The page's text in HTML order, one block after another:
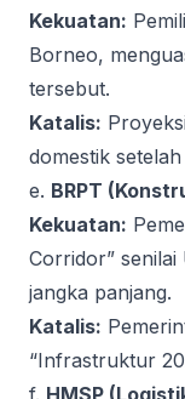
Kekuatan:
Borneo,
tersebut.
Katalis:
domestik
e. BRPT
Kekuatan:
Corridor” senilai
jangka panjang.
Katalis:
“Infrastruktur
f. HMSP